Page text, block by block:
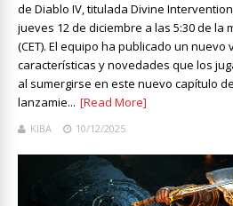
de Diablo IV, titulada Divine
jueves 12 de diciembre a las 5:30 de la
(CET). El equipo ha publicado un
características y novedades que los
al sumergirse en este nuevo capítulo
lanzamie... [Read More]
KIBA 10/12/2025